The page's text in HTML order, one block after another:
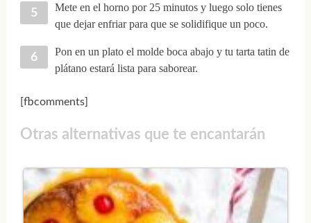
Mete en el horno por 25 minutos y luego solo tienes
que dejar enfriar para que se solidifique un poco.
Pon en un plato el molde boca abajo y tu tarta tatin de
plátano estará lista para saborear.
[fbcomments]
Otras alternativas que te encantarán